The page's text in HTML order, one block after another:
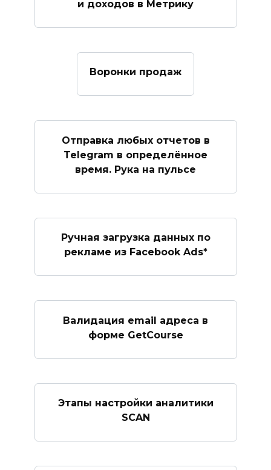
и доходов в Метрику
Воронки продаж
Отправка любых отчетов в
Telegram в определённое
время. Рука на пульсе
Ручная загрузка данных по
рекламе из Facebook Ads*
Валидация email адреса в
форме GetCourse
Этапы настройки аналитики
SCAN